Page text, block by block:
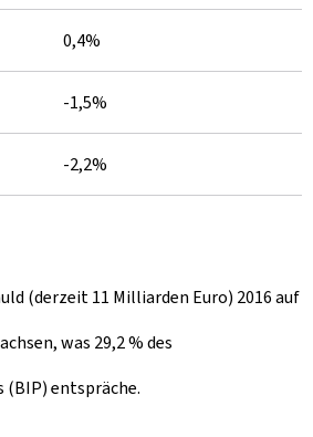
0,4%
-1,5%
-2,2%
(derzeit 11 Milliarden Euro) 2016 auf
was 29,2 % des
entspräche.